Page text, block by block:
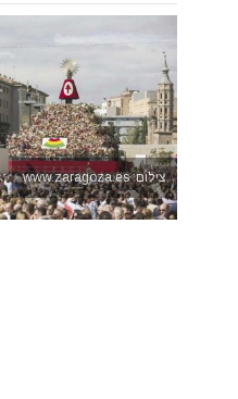
צילום: www.zaragoza.es